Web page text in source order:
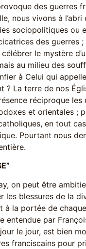
des guerres
nous vivons à
sociopolitiques ou
des guerres
le mystère
au milieu des
à Celui qui
? La terre de nos
réciproque les
et orientales ;
en tout
Pourtant nous
on peut être
les blessures de la
à la portée de
entendue par
le jour, est bien
franciscains pour